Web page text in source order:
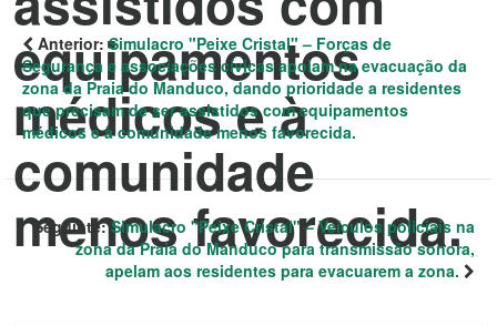
equipamentos
médicos e à
comunidade
menos favorecida.
Anterior:Simulacro "Peixe Cristal" – Forças de
Segurança e associações cívicas apoiam na evacuação da
zona da Praia do Manduco, dando prioridade a residentes
que precisam de ser assistidos com equipamentos
médicos e à comunidade menos favorecida.
Seguinte:Simulacro "Peixe Cristal" – Veículos policiais na
zona da Praia do Manduco para transmissão sonora,
apelam aos residentes para evacuarem a zona.